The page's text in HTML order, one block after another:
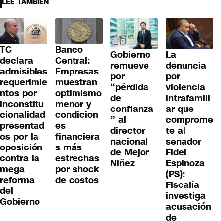
LEE TAMBIÉN
TC
declara
admisibles
requerimie
ntos por
inconstitu
cionalidad
presentad
os por la
oposición
contra la
mega
reforma
del
Gobierno
Banco
Central:
Empresas
muestran
optimismo
menor y
condicion
es
financiera
s más
estrechas
por shock
de costos
Gobierno
remueve
por
“pérdida
de
confianza
” al
director
nacional
de Mejor
Niñez
La
denuncia
por
violencia
intrafamili
ar que
comprome
te al
senador
Fidel
Espinoza
(PS):
Fiscalía
investiga
acusación
de